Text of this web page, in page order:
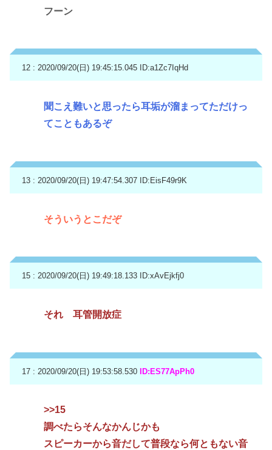
フーン
12 : 2020/09/20(日) 19:45:15.045 ID:a1Zc7IqHd
聞こえ難いと思ったら耳垢が溜まってただけっ
てこともあるぞ
13 : 2020/09/20(日) 19:47:54.307 ID:EisF49r9K
そういうとこだぞ
15 : 2020/09/20(日) 19:49:18.133 ID:xAvEjkfj0
それ 耳管開放症
17 : 2020/09/20(日) 19:53:58.530 ID:ES77ApPh0
>>15
調べたらそんなかんじかも
スピーカーから音だして普段なら何ともない音